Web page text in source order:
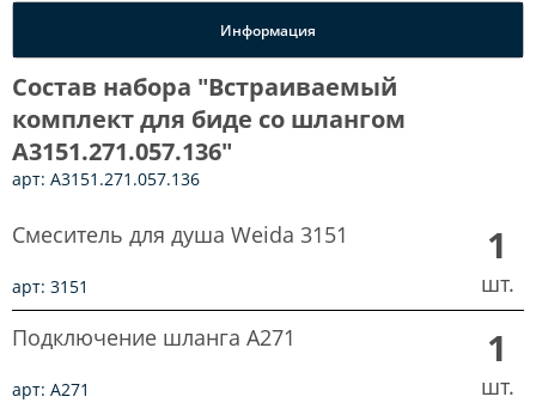
Информация
Состав набора "Встраиваемый
комплект для биде со шлангом
A3151.271.057.136"
арт: A3151.271.057.136
Смеситель для душа Weida 3151
арт: 3151
1
шт.
Подключение шланга A271
арт: A271
1
шт.